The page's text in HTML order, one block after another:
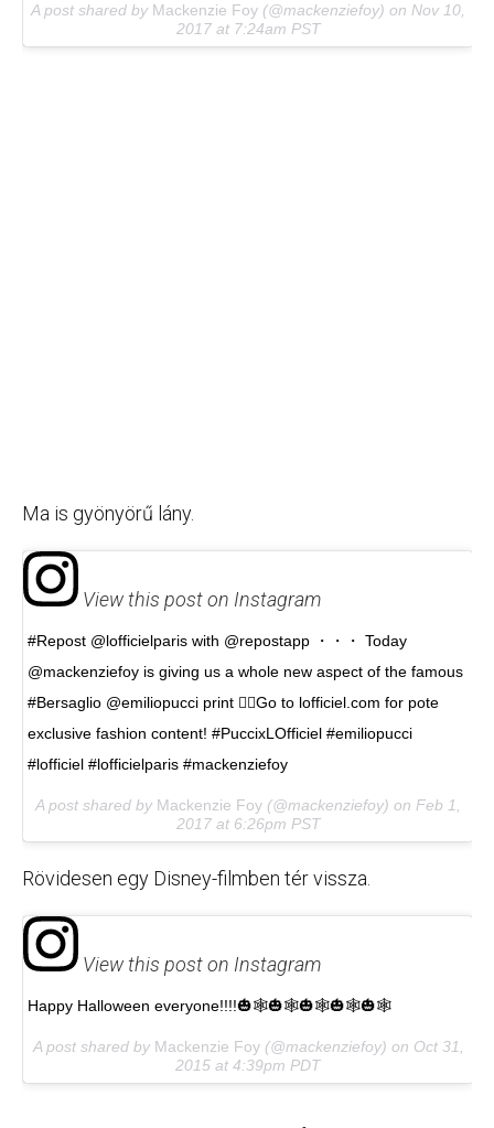
A post shared by Mackenzie Foy (@mackenziefoy) on Nov 10,
2017 at 7:24am PST
Ma is gyönyörű lány.
View this post on Instagram
#Repost @lofficielparis with @repostapp ・・・ Today
@mackenziefoy is giving us a whole new aspect of the famous
#Bersaglio @emiliopucci print 👉🏻Go to lofficiel.com for pote
exclusive fashion content! #PuccixLOfficiel #emiliopucci
#lofficiel #lofficielparis #mackenziefoy
A post shared by Mackenzie Foy (@mackenziefoy) on Feb 1,
2017 at 6:26pm PST
Rövidesen egy Disney-filmben tér vissza.
View this post on Instagram
Happy Halloween everyone!!!!🎃🕸🎃🕸🎃🕸🎃🕸🎃🕸
A post shared by Mackenzie Foy(@mackenziefoy) on Oct 31,
2015 at 4:39pm PDT